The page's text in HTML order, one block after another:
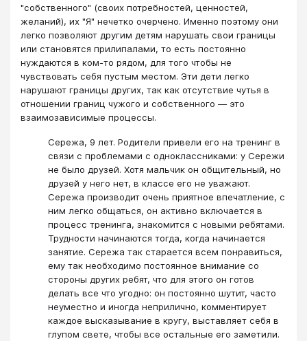
"собственного" (своих потребностей, ценностей,
желаний), их "Я" нечетко очерчено. Именно поэтому они
легко позволяют другим детям нарушать свои границы
или становятся прилипалами, то есть постоянно
нуждаются в ком-то рядом, для того чтобы не
чувствовать себя пустым местом. Эти дети легко
нарушают границы других, так как отсутствие чутья в
отношении границ чужого и собственного — это
взаимозависимые процессы.
Сережа, 9 лет. Родители привели его на тренинг в
связи с проблемами с одноклассниками: у Сережи
не было друзей. Хотя мальчик он общительный, но
друзей у него нет, в классе его не уважают.
Сережа производит очень приятное впечатление, с
ним легко общаться, он активно включается в
процесс тренинга, знакомится с новыми ребятами.
Трудности начинаются тогда, когда начинается
занятие. Сережа так старается всем понравиться,
ему так необходимо постоянное внимание со
стороны других ребят, что для этого он готов
делать все что угодно: он постоянно шутит, часто
неуместно и иногда неприлично, комментирует
каждое высказывание в кругу, выставляет себя в
глупом свете, чтобы все остальные его заметили.